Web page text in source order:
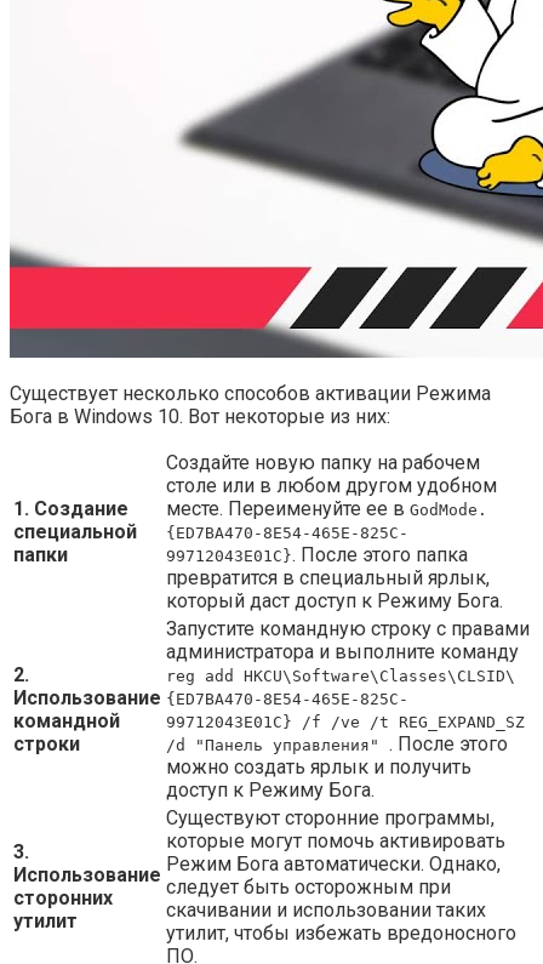
Существует несколько способов активации Режима
Бога в Windows 10. Вот некоторые из них:
1. Создание
специальной
папки
Создайте новую папку на рабочем
столе или в любом другом удобном
месте. Переименуйте ее в GodMode.
{ED7BA470-8E54-465E-825C-
99712043E01C}. После этого папка
превратится в специальный ярлык,
который даст доступ к Режиму Бога.
2.
Использование
командной
строки
Запустите командную строку с правами
администратора и выполните команду
reg add HKCU\Software\Classes\CLSID\
{ED7BA470-8E54-465E-825C-
99712043E01C} /f /ve /t REG_EXPAND_SZ
/d "Панель управления" . После этого
можно создать ярлык и получить
доступ к Режиму Бога.
3.
Использование
сторонних
утилит
Существуют сторонние программы,
которые могут помочь активировать
Режим Бога автоматически. Однако,
следует быть осторожным при
скачивании и использовании таких
утилит, чтобы избежать вредоносного
ПО.